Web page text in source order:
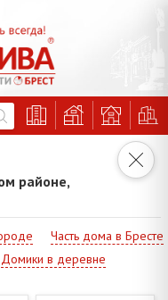
районе,
Часть дома в Бресте
Домики в деревне